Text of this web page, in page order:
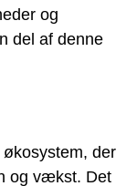
og
del af denne
der
og vækst. Det